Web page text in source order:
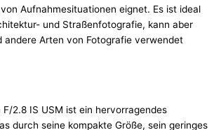
Aufnahmesituationen eignet. Es ist ideal
und Straßenfotografie, kann aber
andere Arten von Fotografie verwendet
F/2.8 IS USM ist ein hervorragendes
durch seine kompakte Größe, sein geringes